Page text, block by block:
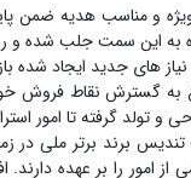
و مناسب هدیه ضمن
این سمت جلب شده و روز
های جدید ایجاد شده
به گسترش نقاط فروش
تولد گرفته تا امور
تمامی اعضای حرفه ای خود، توانستیم در
امور را بر عهده